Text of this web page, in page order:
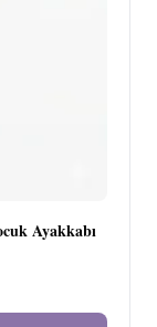
Ayakkabı